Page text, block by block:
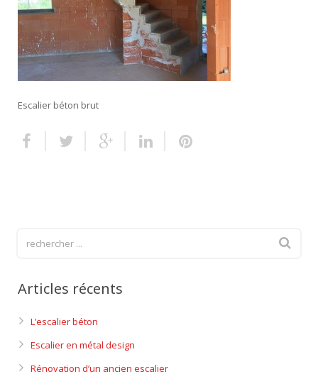
Escalier extérieur
Finitions pour escalier
Escalier béton brut
Articles récents
L’escalier béton
Escalier en métal design
Rénovation d’un ancien escalier